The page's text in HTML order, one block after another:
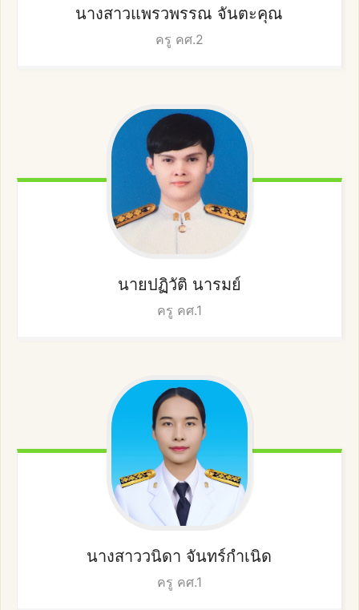
นางสาวแพรวพรรณ จันตะคุณ
ครู คศ.2
นายปฏิวัติ นารมย์
ครู คศ.1
นางสาววนิดา จันทร์กำเนิด
ครู คศ.1